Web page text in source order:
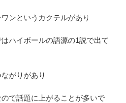
ンというカクテルがあり
ハイボールの語源の1説で出て
がりがあり
で話題に上がることが多いで